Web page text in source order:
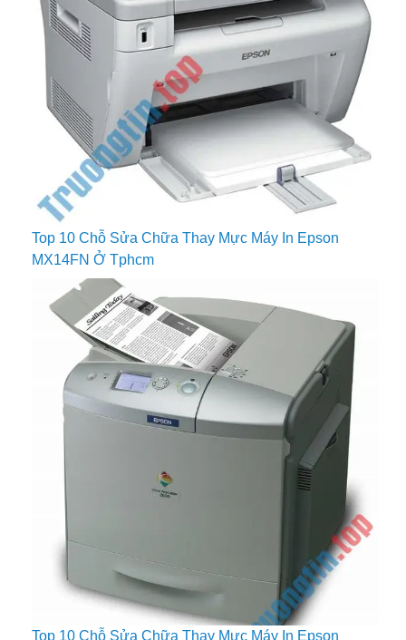
Top 10 Chỗ Sửa Chữa Thay Mực Máy In Epson
MX14FN Ở Tphcm
Top 10 Chỗ Sửa Chữa Thay Mực Máy In Epson